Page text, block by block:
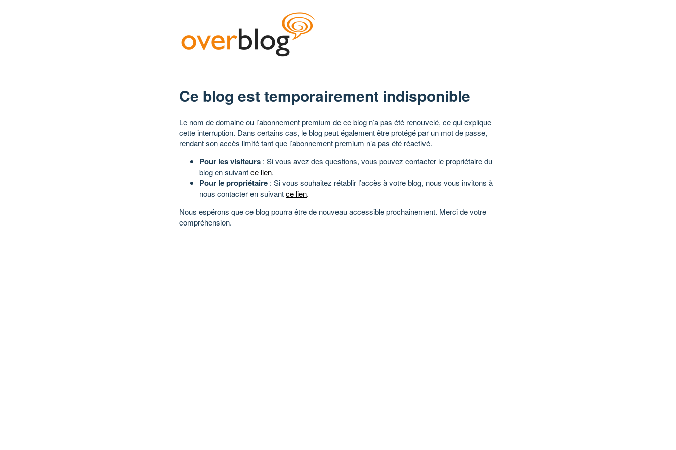
Ce blog est temporairement indisponible
Le nom de domaine ou l’abonnement premium de ce blog n’a pas été renouvelé, ce qui explique
cette interruption. Dans certains cas, le blog peut également être protégé par un mot de passe,
rendant son accès limité tant que l’abonnement premium n’a pas été réactivé.
Pour les visiteurs : Si vous avez des questions, vous pouvez contacter le propriétaire du
blog en suivantce lien.
Pour le propriétaire : Si vous souhaitez rétablir l’accès à votre blog, nous vous invitons à
nous contacter en suivantce lien.
Nous espérons que ce blog pourra être de nouveau accessible prochainement. Merci de votre
compréhension.